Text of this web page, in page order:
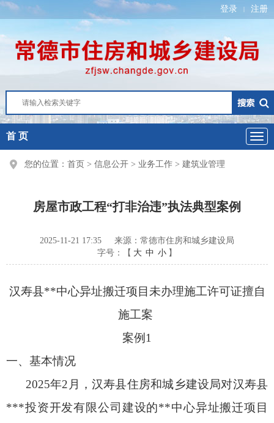
登录 | 注册
首 页
您的位置： 首页 > 信息公开 > 业务工作 > 建筑业管理
房屋市政工程“打非治违”执法典型案例
2025-11-21 17:35
来源：常德市住房和城乡建设局
字号：【 大 中 小 】
汉寿县**中心异址搬迁项目未办理施工许可证擅自
施工案
案例1
一、基本情况
2025年2月，汉寿县住房和城乡建设局对汉寿县
***投资开发有限公司建设的**中心异址搬迁项目